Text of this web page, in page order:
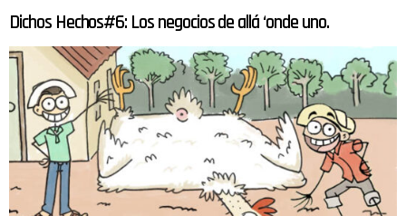
ÚLTIMAS
Dichos Hechos#6: Los negocios de allá ‘onde uno.